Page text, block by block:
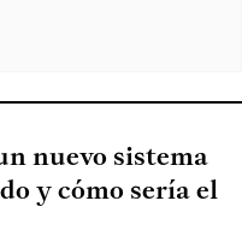
nuevo sistema
y cómo sería el